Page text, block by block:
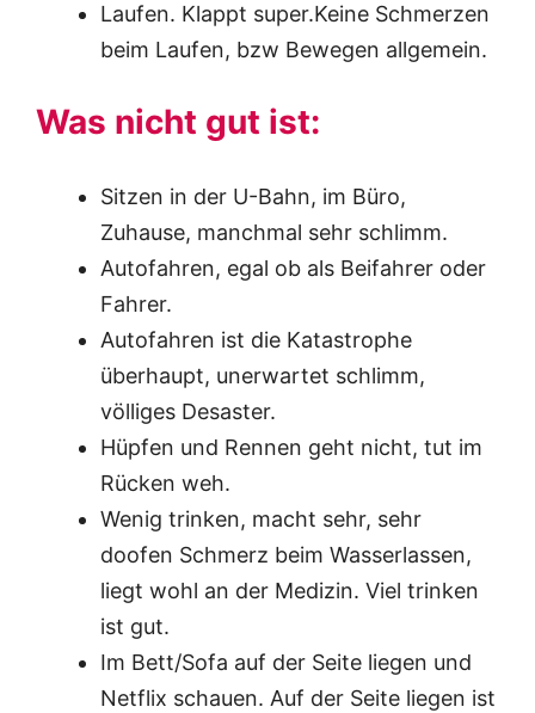
Laufen. Klappt super.Keine Schmerzen
beim Laufen, bzw Bewegen allgemein.
Was nicht gut ist:
Sitzen in der U-Bahn, im Büro,
Zuhause, manchmal sehr schlimm.
Autofahren, egal ob als Beifahrer oder
Fahrer.
Autofahren ist die Katastrophe
überhaupt, unerwartet schlimm,
völliges Desaster.
Hüpfen und Rennen geht nicht, tut im
Rücken weh.
Wenig trinken, macht sehr, sehr
doofen Schmerz beim Wasserlassen,
liegt wohl an der Medizin. Viel trinken
ist gut.
Im Bett/Sofa auf der Seite liegen und
Netflix schauen. Auf der Seite liegen ist